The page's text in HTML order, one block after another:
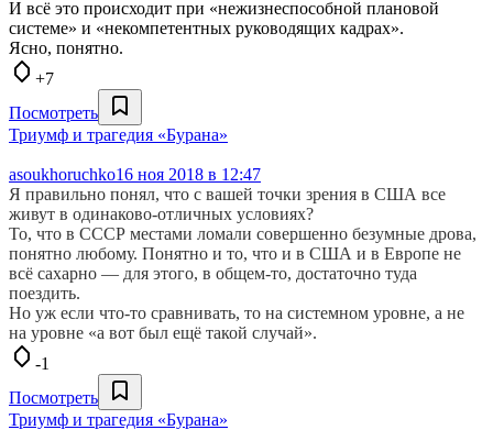
И всё это происходит при «нежизнеспособной плановой
системе» и «некомпетентных руководящих кадрах».
Ясно, понятно.
+7
Посмотреть
Триумф и трагедия «Бурана»
asoukhoruchko16 ноя 2018 в 12:47
Я правильно понял, что с вашей точки зрения в США все
живут в одинаково-отличных условиях?
То, что в СССР местами ломали совершенно безумные дрова,
понятно любому. Понятно и то, что и в США и в Европе не
всё сахарно — для этого, в общем-то, достаточно туда
поездить.
Но уж если что-то сравнивать, то на системном уровне, а не
на уровне «а вот был ещё такой случай».
-1
Посмотреть
Триумф и трагедия «Бурана»